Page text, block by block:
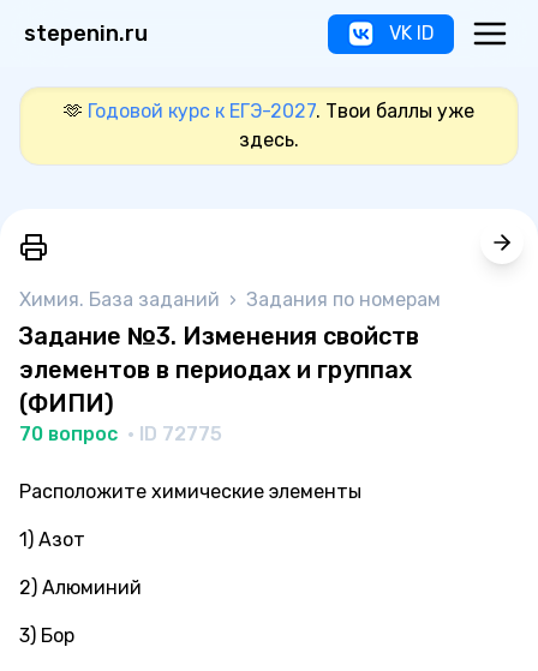
stepenin.ru VK ID
🫶 Годовой курс к ЕГЭ-2027. Твои баллы уже
здесь.
Химия. База заданий › Задания по номерам
Задание №3. Изменения свойств
элементов в периодах и группах
(ФИПИ)
70 вопрос · ID 72775
Расположите химические элементы
1) Азот
2) Алюминий
3) Бор